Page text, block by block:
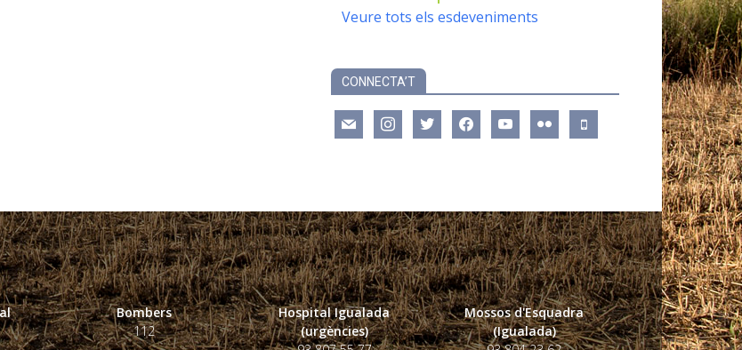
Veure tots els esdeveniments
CONNECTA’T
mail instagramtwitter facebookyoutube flickr mobile
Bombers
112
Hospital Igualada
(urgències)
Mossos d'Esquadra
(Igualada)